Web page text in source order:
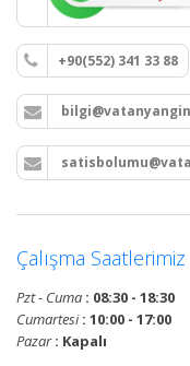
+90(552) 341 33 88
Çalışma Saatlerimiz
Pzt - Cuma : 08:30 - 18:30
Cumartesi: 10:00 - 17:00
Pazar: Kapalı